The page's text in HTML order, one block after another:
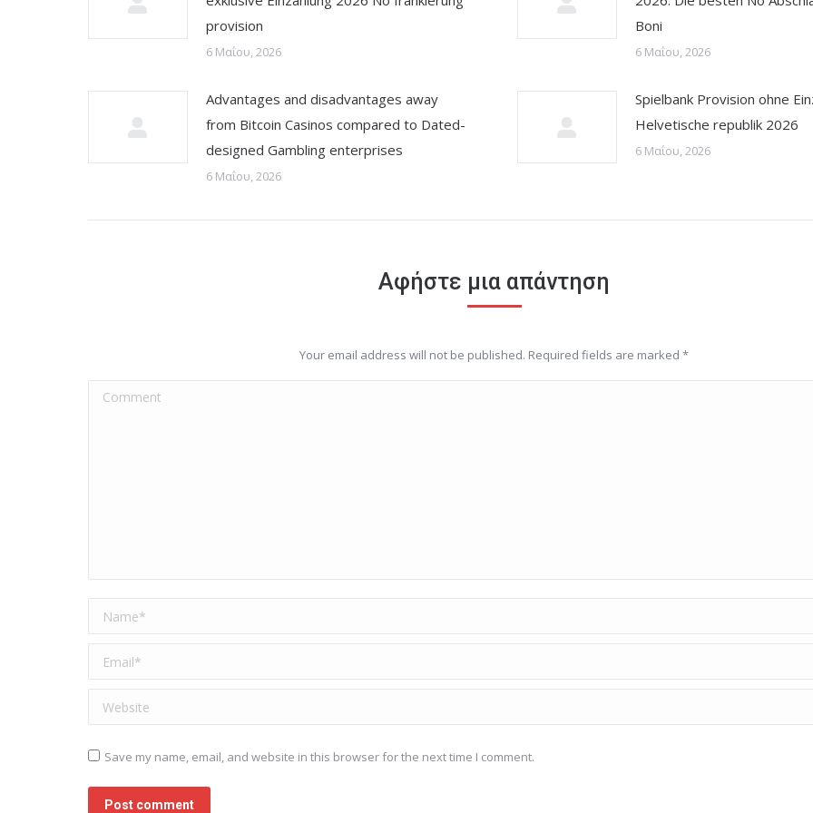
provision
6 Μαΐου, 2026
Boni
6 Μαΐου, 2026
Advantages and disadvantages away
from Bitcoin Casinos compared to Dated-
designed Gambling enterprises
6 Μαΐου, 2026
Spielbank Provision ohne
Helvetische republik 2026
6 Μαΐου, 2026
Αφήστε μια απάντηση
Your email address will not be published. Required fields are marked *
Comment
Name *
Email *
Website
Save my name, email, and website in this browser for the next time I comment.
Post comment